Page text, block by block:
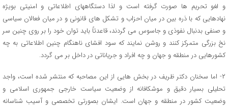
و لغو تحریم ها صورت گرفته است و لذا دستگاههاى اطلاعاتى و امنیتى بویژه
نهادهایى که با ذره بین در میان احزاب و تشکل هاى قانونى و در میان فعالان سیاسى
و صنفى بدنبال نفوذى و جاسوس مى گردند، قاعدتاً باید توان خود را بر روى چنین سر
نخ بزرگى متمرکز کنند و روشن نمایند که سود افشاى ناهنگام چنین اطلاعاتى به چه
کشورهایى در منطقه و جهان و چه افراد و جریاناتى در داخل بر مى گردد.
٢- اما سخنان دکتر ظریف در بخش هایى از این مصاحبه که منتشر شده است، واجد
تحلیلى بسیار دقیق و موشکافانه از وضعیت سیاست خارجى جمهورى اسلامى و
وضعیت کشور در منطقه و جهان است. ایشان بصورتى تخصصى و آسیب شناسانه